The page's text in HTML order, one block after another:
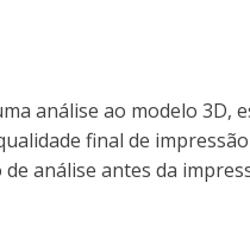
análise ao modelo 3D,
final de
análise antes da